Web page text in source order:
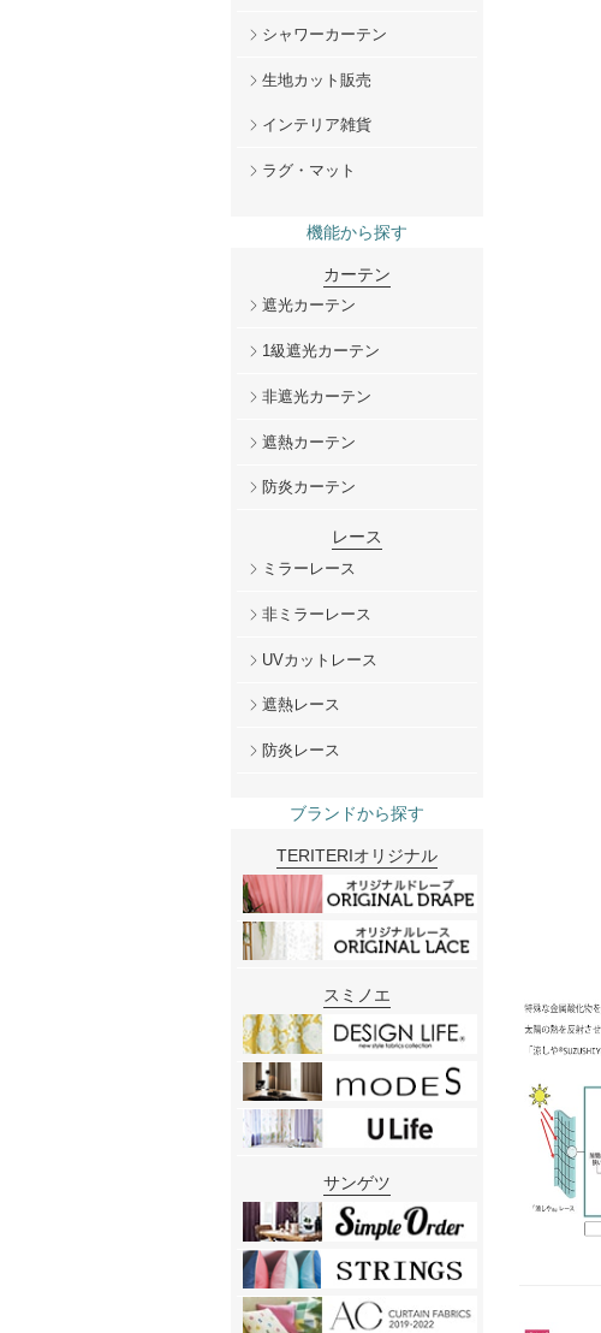
シャワーカーテン
生地カット販売
インテリア雑貨
ラグ・マット
機能から探す
カーテン
遮光カーテン
1級遮光カーテン
非遮光カーテン
遮熱カーテン
防炎カーテン
レース
ミラーレース
非ミラーレース
UVカットレース
遮熱レース
防炎レース
ブランドから探す
TERITERIオリジナル
スミノエ
サンゲツ